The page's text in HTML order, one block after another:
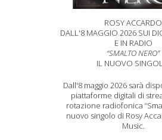
ROSY ACCARDO
DALL'8 MAGGIO 2026 SUI
E IN RADIO
“SMALTO NERO”
IL NUOVO
Dall'8 maggio 2026 sarà
piattaforme digitali di
rotazione radiofonica
nuovo singolo di Rosy
Music.